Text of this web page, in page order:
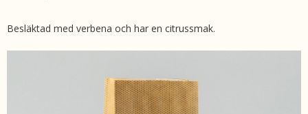
Besläktad med verbena och har en citrussmak.